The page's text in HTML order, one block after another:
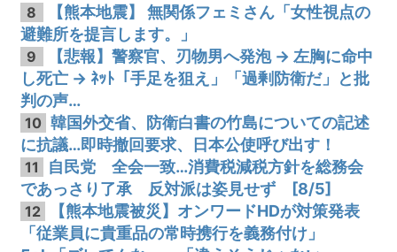
8
【熊本地震】 無関係フェミさん「女性視点の
避難所を提言します。」
9
【悲報】警察官、刃物男へ発泡 → 左胸に命中
し死亡 → ﾈｯﾄ「手足を狙え」「過剰防衛だ」と批
判の声…
10 韓国外交省、防衛白書の竹島についての記述
に抗議…即時撤回要求、日本公使呼び出す！
11
自民党 全会一致…消費税減税方針を総務会
であっさり了承 反対派は姿見せず [8/5]
12
【熊本地震被災】オンワードHDが対策発表
「従業員に貴重品の常時携行を義務付け」